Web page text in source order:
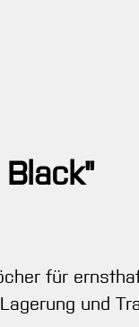
für
und